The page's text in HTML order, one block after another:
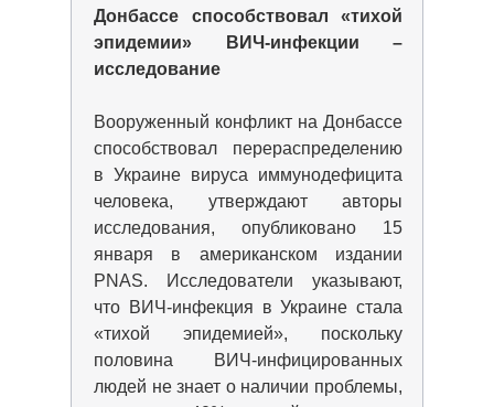
Донбассе способствовал «тихой
эпидемии» ВИЧ-инфекции –
исследование
Вооруженный конфликт на Донбассе
способствовал перераспределению
в Украине вируса иммунодефицита
человека, утверждают авторы
исследования, опубликовано 15
января в американском издании
PNAS. Исследователи указывают,
что ВИЧ-инфекция в Украине стала
«тихой эпидемией», поскольку
половина ВИЧ-инфицированных
людей не знает о наличии проблемы,